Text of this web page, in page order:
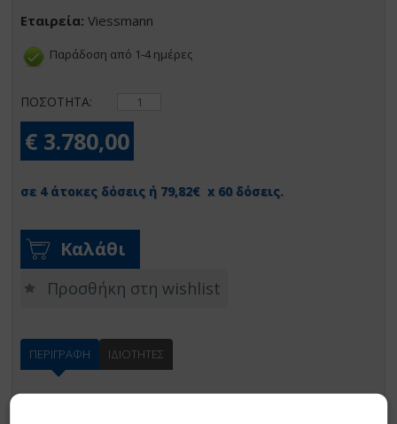
Εταιρεία: Viessmann
Παράδοση από 1-4 ημέρες
ΠΟΣΟΤΗΤΑ:
€ 3.780,00
σε 4 άτοκες δόσεις ή 79,82€ x 60 δόσεις.
Καλάθι
Προσθήκη στη wishlist
ΠΕΡΙΓΡΑΦΗ ΙΔΙΟΤΗΤΕΣ